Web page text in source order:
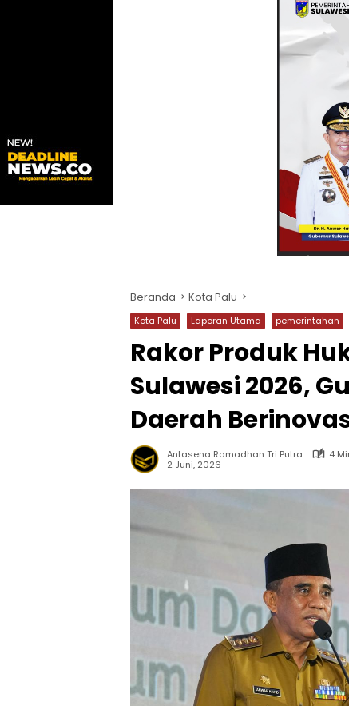
Beranda Kota Palu
Kota Palu Laporan Utama pemerintahan
Rakor Produk
Sulawesi 2026,
Daerah
Antasena Ramadhan Tri Putra
4
2 Juni, 2026